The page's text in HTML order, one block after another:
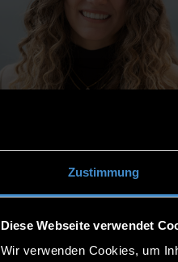
Zustimmung
Diese Webseite verwendet
Wir verwenden Cookies, um